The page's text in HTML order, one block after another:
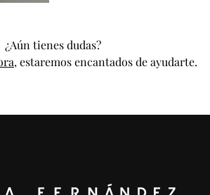
¿Aún tienes dudas?
, estaremos encantados de ayudarte.